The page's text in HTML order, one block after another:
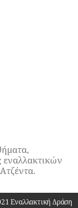
εναλλακτικών
Εναλλακτική Δράση